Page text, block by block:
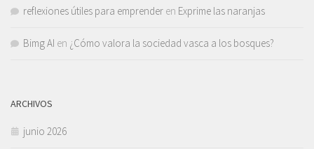
reflexiones útiles para emprender en Exprime las naranjas
Bimg AI en ¿Cómo valora la sociedad vasca a los bosques?
ARCHIVOS
junio 2026